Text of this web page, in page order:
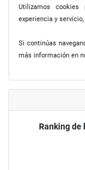
Utilizamos
experiencia y
Si continúas
más información en
Ranking de